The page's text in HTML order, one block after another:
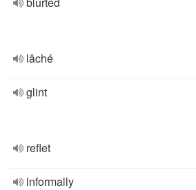
lâché
glint
reflet
informally